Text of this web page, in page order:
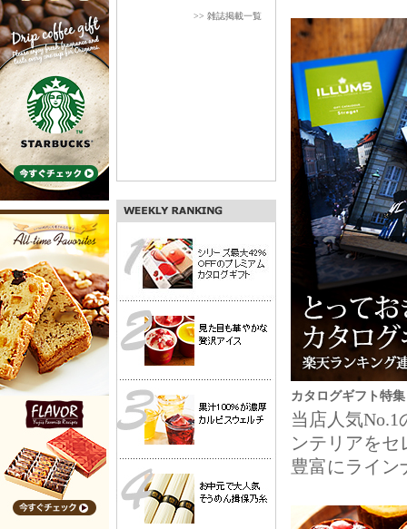
>> 雑誌掲載一覧
カタログギフト特集
当店人気
ンテリアを
豊富にライン